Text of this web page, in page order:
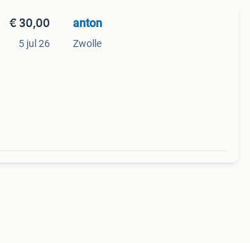
€ 30,00
5 jul 26
anton
Zwolle